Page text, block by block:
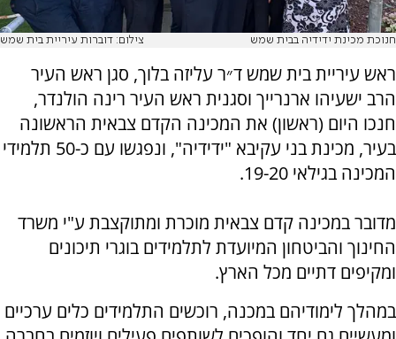
חנוכת מכינת ידידיה בבית שמש צילום: דוברות עיריית בית שמש
ראש עיריית בית שמש ד״ר עליזה בלוך, סגן ראש העיר
הרב ישעיהו ארנרייך וסגנית ראש העיר רינה הולנדר,
חנכו היום (ראשון) את המכינה הקדם צבאית הראשונה
בעיר, מכינת בני עקיבא "ידידיה", ונפגשו עם כ-50 תלמידי
המכינה בגילאי 19-20.
מדובר במכינה קדם צבאית מוכרת ומתוקצבת ע"י משרד
החינוך והביטחון המיועדת לתלמידים בוגרי תיכונים
ומקיפים דתיים מכל הארץ.
במהלך לימודיהם במכנה, רוכשים התלמידים כלים ערכיים